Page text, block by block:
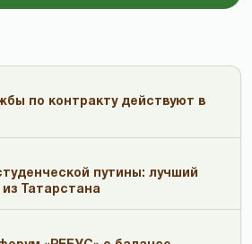
по контракту действуют в
путины: лучший
Татарстана